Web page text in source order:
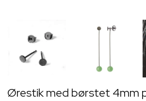
Ørestik med børstet 4mm